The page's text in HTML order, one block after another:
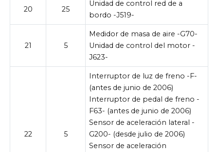
20 25
Unidad de control red de a
bordo -J519-
21 5
Medidor de masa de aire -G70-
Unidad de control del motor -
J623-
22 5
Interruptor de luz de freno -F-
(antes de junio de 2006)
Interruptor de pedal de freno -
F63- (antes de junio de 2006)
Sensor de aceleración lateral -
G200- (desde julio de 2006)
Sensor de aceleración